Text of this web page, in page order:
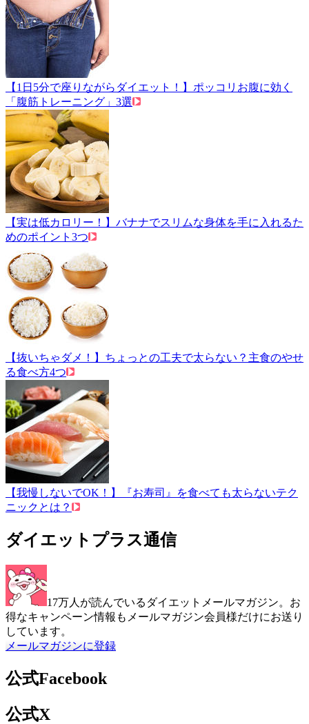
【1日5分で座りながらダイエット！】ポッコリお腹に効く
「腹筋トレーニング」3選
【実は低カロリー！】バナナでスリムな身体を手に入れるた
めのポイント3つ
【抜いちゃダメ！】ちょっとの工夫で太らない？主食のやせ
る食べ方4つ
【我慢しないでOK！】『お寿司』を食べても太らないテク
ニックとは？
ダイエットプラス通信
17万人が読んでいるダイエットメールマガジン。お
得なキャンペーン情報もメールマガジン会員様だけにお送り
しています。
メールマガジンに登録
公式Facebook
公式X